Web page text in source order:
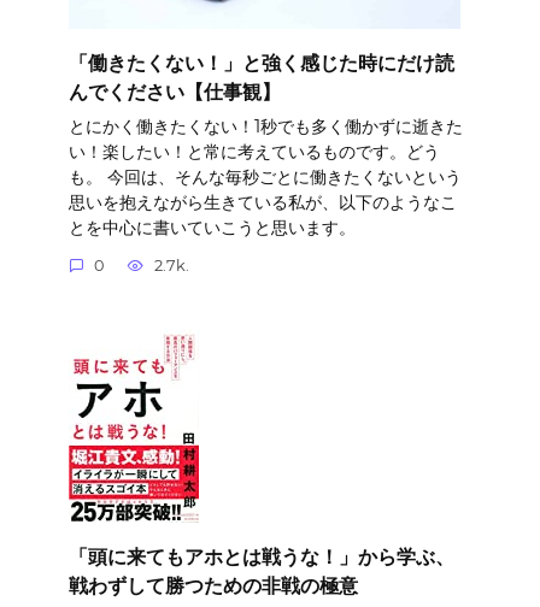
「働きたくない！」と強く感じた時にだけ読
んでください【仕事観】
とにかく働きたくない！1秒でも多く働かずに逝きた
い！楽したい！と常に考えているものです。どう
も。 今回は、そんな毎秒ごとに働きたくないという
思いを抱えながら生きている私が、以下のようなこ
とを中心に書いていこうと思います。
0 2.7k.
「頭に来てもアホとは戦うな！」から学ぶ、
戦わずして勝つための非戦の極意